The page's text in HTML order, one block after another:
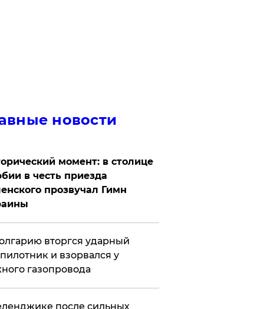
новости
момент: в столице
в честь приезда
прозвучал Гимн
вторгся ударный
и взорвался у
газопровода
после сильных